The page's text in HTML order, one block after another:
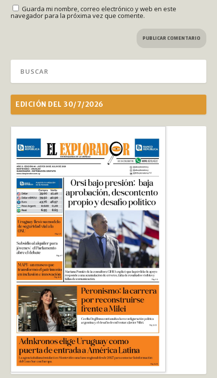
Guarda mi nombre, correo electrónico y web en este
navegador para la próxima vez que comente.
EDICIÓN DEL 30/7/2026